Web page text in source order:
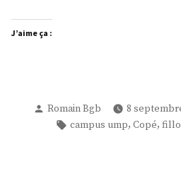
J’aime ça :
Publié
par
Romain Bgb 8
Étiquettes :
campus ump, Copé,